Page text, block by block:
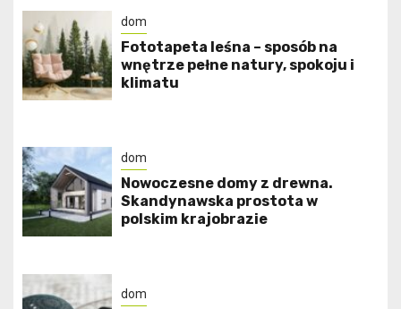
dom
​Fototapeta leśna – sposób na
wnętrze pełne natury, spokoju i
klimatu
dom
Nowoczesne domy z drewna.
Skandynawska prostota w
polskim krajobrazie
dom